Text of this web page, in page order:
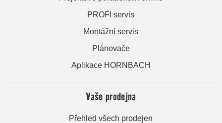
PROFI servis
Montážní servis
Plánovače
Aplikace HORNBACH
Vaše prodejna
Přehled všech prodejen